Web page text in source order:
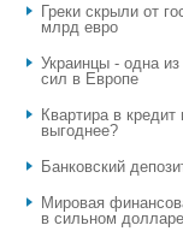
Греки скрыли от
млрд евро
Украинцы - одна
сил в Европе
Квартира в
выгоднее?
​Банковский
Мировая
в сильном долларе